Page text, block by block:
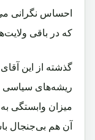
احساس نگرانی
که در باقی
گذشته از این
ریشه‌های سیاسی
میزان وابستگی
آن هم بی‌جنجال